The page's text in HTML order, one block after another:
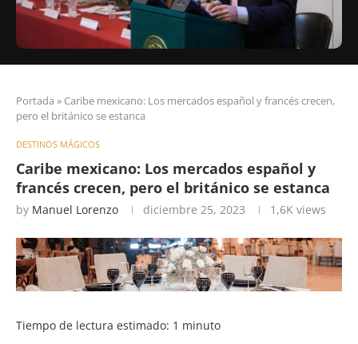
Portada » Caribe mexicano: Los mercados español y francés crecen,
pero el británico se estanca
DESTINOS MÁGICOS
Caribe mexicano: Los mercados español y
francés crecen, pero el británico se estanca
by Manuel Lorenzo diciembre 25, 2023 1,6K views
Tiempo de lectura estimado: 1 minuto